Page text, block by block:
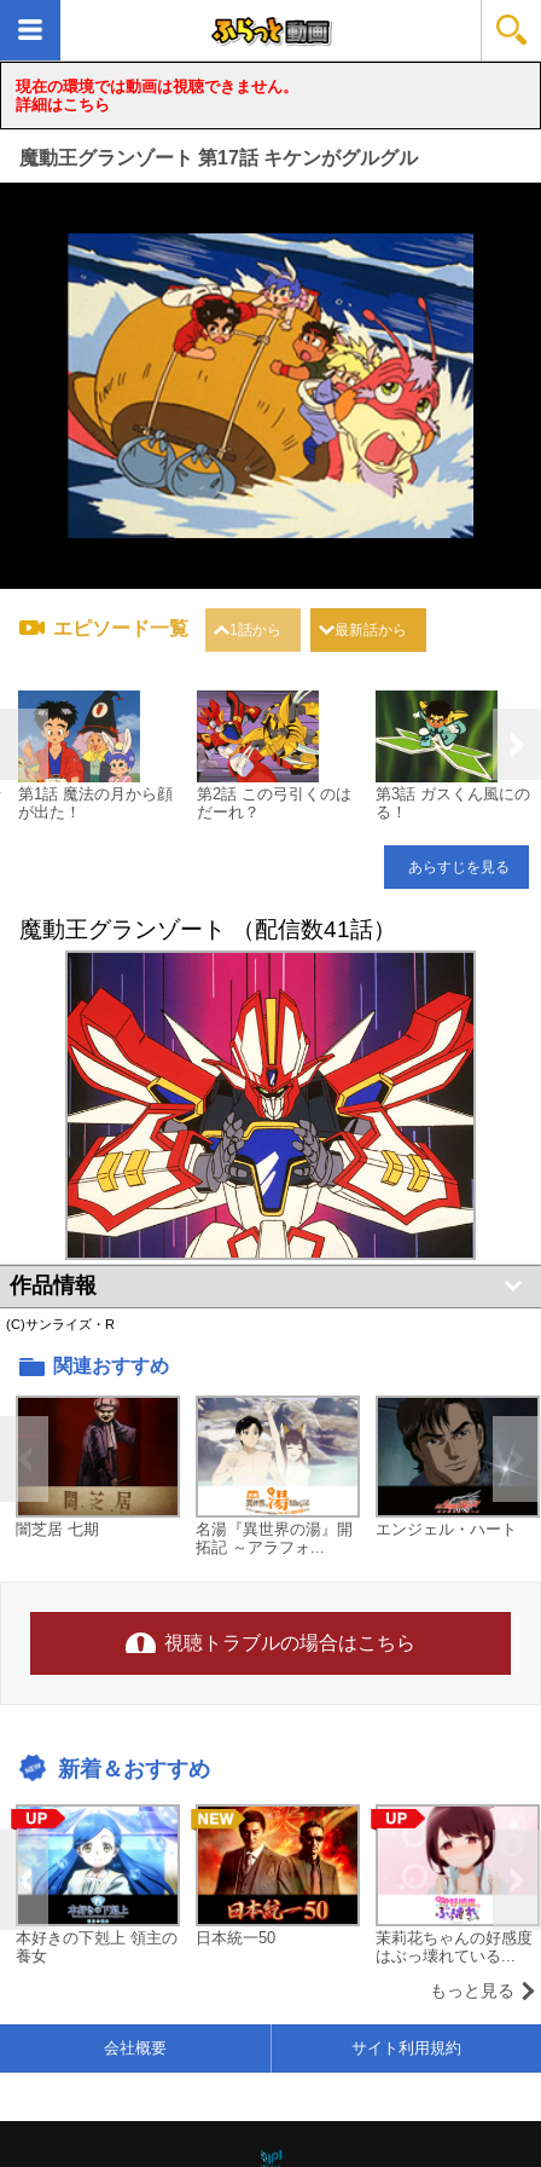
現在の環境では動画は視聴できません。
詳細はこちら
魔動王グランゾート 第17話 キケンがグルグル
loading...
エピソード一覧 1話から 最新話から
第1話 魔法の月から顔
が出た！
第2話 この弓引くのは
だーれ？
第3話 ガスくん風にの
る！
あらすじを見る
魔動王グランゾート （配信数41話）
作品情報
(C)サンライズ・R
関連おすすめ
闇芝居 七期
名湯『異世界の湯』開
拓記 ～アラフォ...
エンジェル・ハート
視聴トラブルの場合はこちら
新着＆おすすめ
本好きの下剋上 領主の
養女
日本統一50
茉莉花ちゃんの好感度
はぶっ壊れている...
もっと見る
会社概要 サイト利用規約